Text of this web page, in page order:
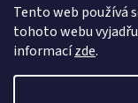
Tento web používá
tohoto webu
informacízde.